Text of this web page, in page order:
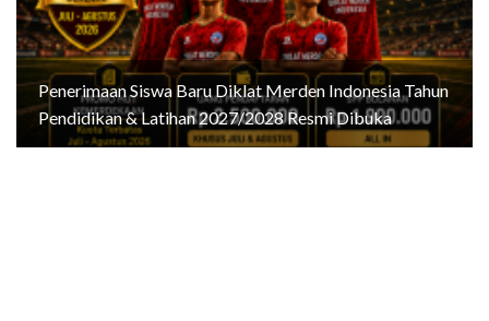
Penerimaan Siswa Baru Diklat Merden Indonesia Tahun
Pendidikan & Latihan 2027/2028 Resmi Dibuka